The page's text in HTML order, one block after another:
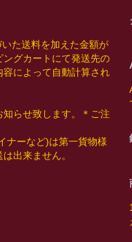
た送料を加えた金額が
グカートにて発送先の
によって自動計算され
らせ致します。＊ご注
ナーなど)は第一貨物様
出来ません。